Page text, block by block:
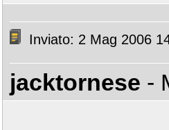
Inviato: 2 Mag 2006
jacktornese -